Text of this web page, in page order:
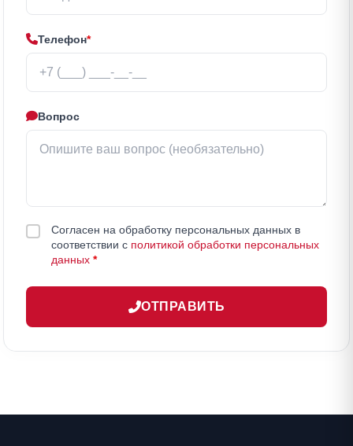
Телефон*
Вопрос
Согласен на обработку персональных данных в
соответствии с политикой обработки персональных
данных *
ОТПРАВИТЬ